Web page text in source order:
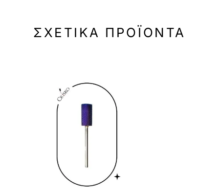
ΣΧΕΤΙΚΆ ΠΡΟΪΌΝΤΑ